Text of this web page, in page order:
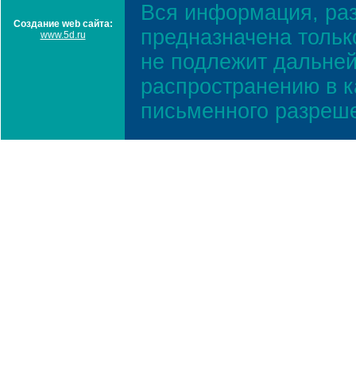
Создание web сайта:
www.5d.ru
Вся информация,
предназначена
не подлежит
распространению в
письменного